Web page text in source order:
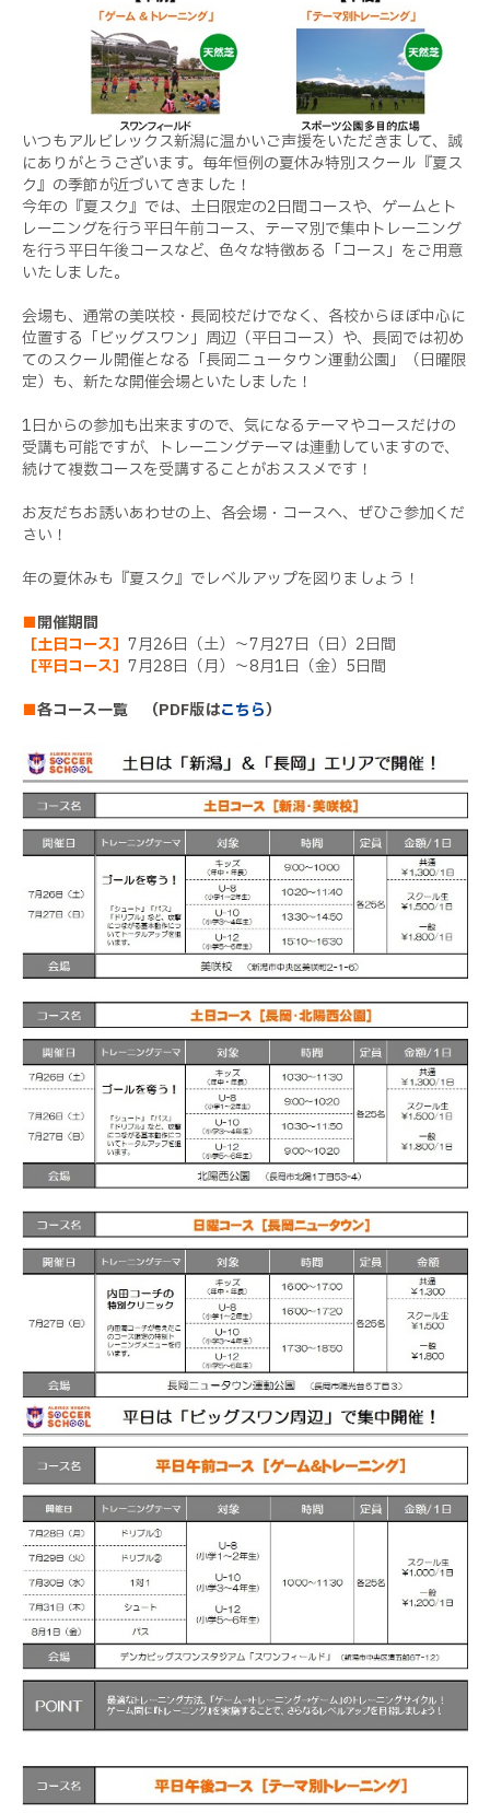
いつもアルビレックス新潟に温かいご声援をいただきまして、誠
にありがとうございます。毎年恒例の夏休み特別スクール『夏ス
ク』の季節が近づいてきました！
今年の『夏スク』では、土日限定の2日間コースや、ゲームとト
レーニングを行う平日午前コース、テーマ別で集中トレーニング
を行う平日午後コースなど、色々な特徴ある「コース」をご用意
いたしました。
会場も、通常の美咲校・長岡校だけでなく、各校からほぼ中心に
位置する「ビッグスワン」周辺（平日コース）や、長岡では初め
てのスクール開催となる「長岡ニュータウン運動公園」（日曜限
定）も、新たな開催会場といたしました！
1日からの参加も出来ますので、気になるテーマやコースだけの
受講も可能ですが、トレーニングテーマは連動していますので、
続けて複数コースを受講することがおススメです！
お友だちお誘いあわせの上、各会場・コースへ、ぜひご参加くだ
さい！
年の夏休みも『夏スク』でレベルアップを図りましょう！
■開催期間
［土日コース］ 7月26日（土）～7月27日（日）2日間
［平日コース］ 7月28日（月）～8月1日（金）5日間
■各コース一覧 （PDF版はこちら）